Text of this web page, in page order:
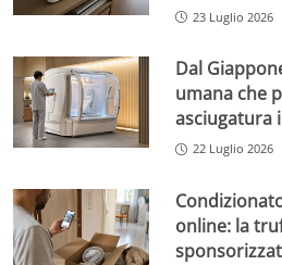
23 Luglio 2026
Dal
umana che
asciugatura
22 Luglio 2026
online: la